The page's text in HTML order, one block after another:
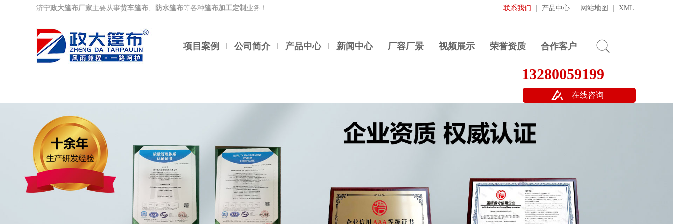
济宁政大篷布厂家主要从事货车篷布、 防水篷布等各种篷布加工定制 业务！ 联系我们 产品中心 网站地图 XML
项目案例 公司简介 产品中心 新闻中心 厂容厂景 视频展示 荣誉资质 合作客户
13280059199
在线咨询